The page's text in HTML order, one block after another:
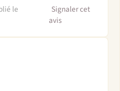
le
Signaler cet
avis